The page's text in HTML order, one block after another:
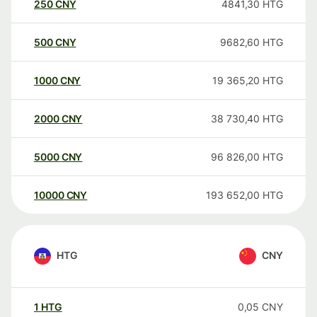
250CNY 4841,30 HTG
500CNY 9682,60 HTG
1000CNY 19 365,20 HTG
2000CNY 38 730,40 HTG
5000CNY 96 826,00 HTG
10000 CNY 193 652,00 HTG
HTG CNY
1 HTG 0,05 CNY